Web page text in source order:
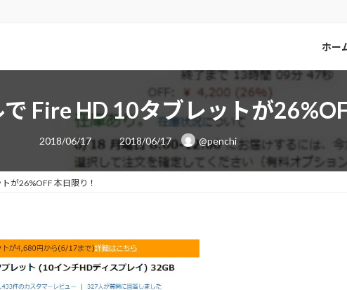
ホー
Fire HD 10タブレットが
2018/06/17
最
終
新
日
2018/06/17 @penchi
が26%OFF 本日限り！